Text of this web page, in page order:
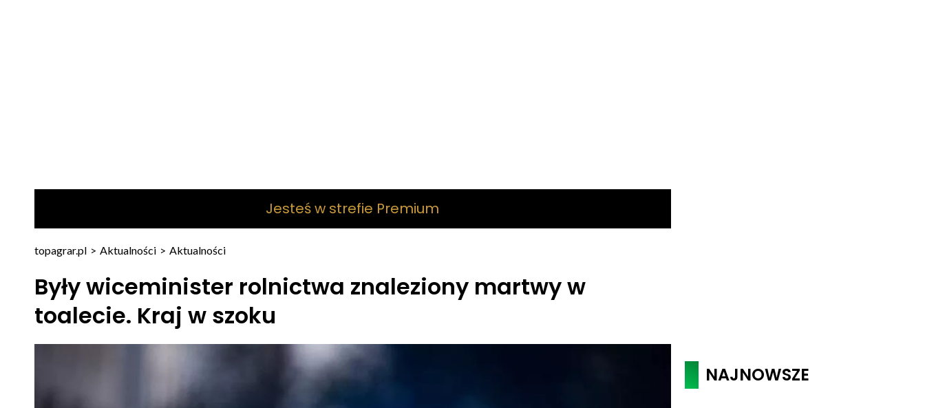
Jesteś w strefie Premium
topagrar.pl > Aktualności > Aktualności
Były wiceminister rolnictwa znaleziony martwy w
toalecie. Kraj w szoku
NAJNOWSZE